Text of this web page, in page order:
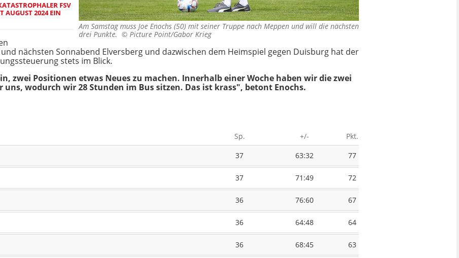
Am Samstag muss Joe Enochs (50) mit seiner Truppe nach Meppen und will die nächsten
drei Punkte. © Picture Point/Gabor Krieg
FSV
AUGUST 2024 EIN
nächsten Sonnabend Elversberg und dazwischen dem Heimspiel gegen Duisburg hat der
stets im Blick.
zwei Positionen etwas Neues zu machen. Innerhalb einer Woche haben wir die zwei
wodurch wir 28 Stunden im Bus sitzen. Das ist krass", betont Enochs.
Sp. +/-
Pkt.
37 63:32 77
37 71:49 72
36 76:60 67
36 64:48 64
36 68:45 63